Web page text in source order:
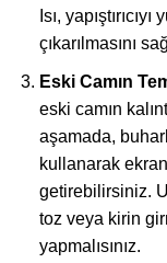
Isı,
çıkarılmasını
Eski Camın
eski camın
aşamada,
kullanarak
getirebilirsiniz.
toz veya kirin
yapmalısınız.